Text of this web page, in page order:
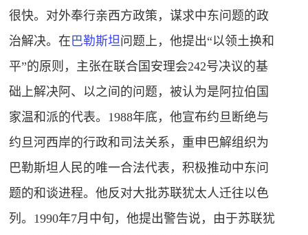
很快。对外奉行亲西方政策，谋求中东问题的政
治解决。在巴勒斯坦问题上，他提出“以领土换和
平”的原则，主张在联合国安理会242号决议的基
础上解决阿、以之间的问题，被认为是阿拉伯国
家温和派的代表。1988年底，他宣布约旦断绝与
约旦河西岸的行政和司法关系，重申巴解组织为
巴勒斯坦人民的唯一合法代表，积极推动中东问
题的和谈进程。他反对大批苏联犹太人迁往以色
列。1990年7月中旬，他提出警告说，由于苏联犹